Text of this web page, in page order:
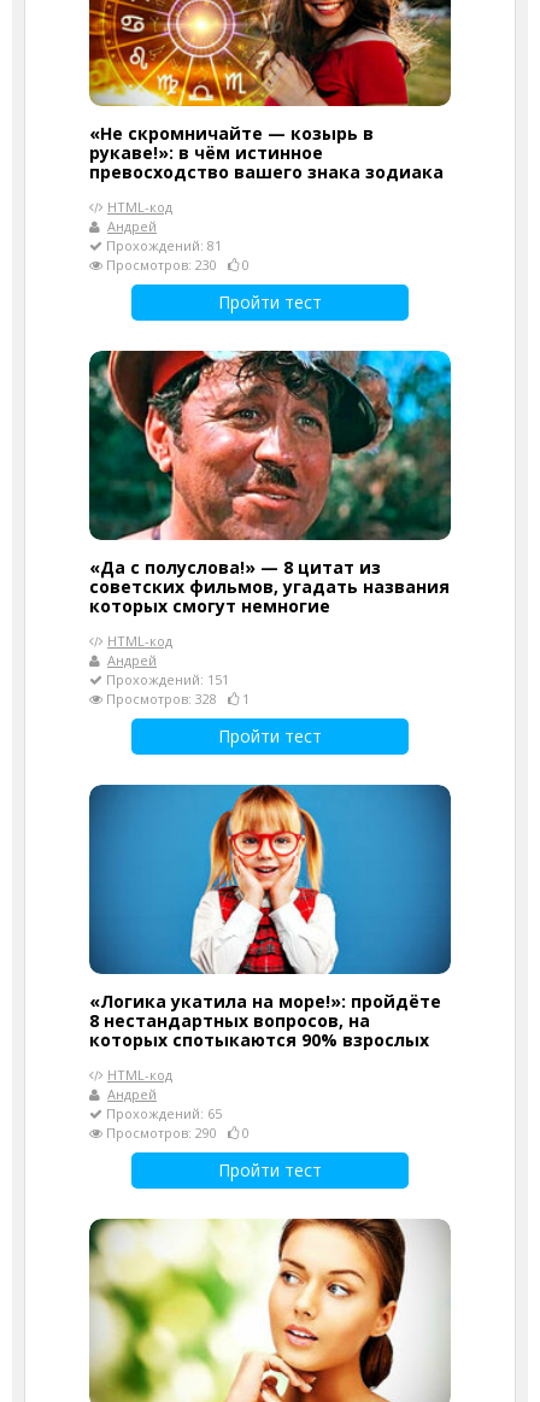
«Не скромничайте — козырь в
рукаве!»: в чём истинное
превосходство вашего знака зодиака
HTML-код
Андрей
Прохождений: 81
Просмотров: 230
0
Пройти тест
«Да с полуслова!» — 8 цитат из
советских фильмов, угадать названия
которых смогут немногие
HTML-код
Андрей
Прохождений: 151
Просмотров: 328
1
Пройти тест
«Логика укатила на море!»: пройдёте
8 нестандартных вопросов, на
которых спотыкаются 90% взрослых
HTML-код
Андрей
Прохождений: 65
Просмотров: 290
0
Пройти тест